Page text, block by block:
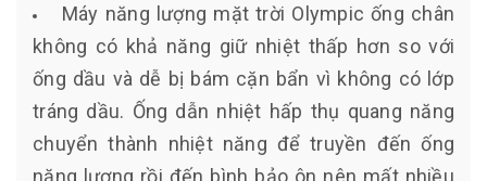
Máy năng lượng mặt trời Olympic ống chân
không có khả năng giữ nhiệt thấp hơn so với
ống dầu và dễ bị bám cặn bẩn vì không có lớp
tráng dầu. Ống dẫn nhiệt hấp thụ quang năng
chuyển thành nhiệt năng để truyền đến ống
năng lượng rồi đến bình bảo ôn nên mất nhiều